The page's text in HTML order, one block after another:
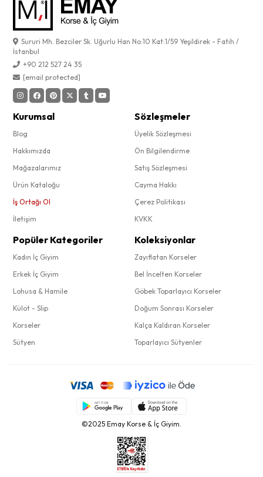
Sururi Mh. Bezciler Sk. Uğurlu Han No:10 Kat:1/59 Yeşildirek - Fatih /
İstanbul
+90 212 527 24 35
[email protected]
Kurumsal
Blog
Hakkımızda
Mağazalarımız
Ürün Kataloğu
İş Ortağı Ol
İletişim
Sözleşmeler
Üyelik Sözleşmesi
Ön Bilgilendirme
Satış Sözleşmesi
Cayma Hakkı
Çerez Politikası
KVKK
Popüler Kategoriler
Kadın İç Giyim
Erkek İç Giyim
Lohusa & Hamile
Külot - Slip
Korseler
Sütyen
Koleksiyonlar
Zayıflatan Korseler
Bel İncelten Korseler
Göbek Toparlayıcı Korseler
Doğum Sonrası Korseler
Kalça Kaldıran Korseler
Toparlayıcı Sütyenler
©2025 Emay Korse & İç Giyim.